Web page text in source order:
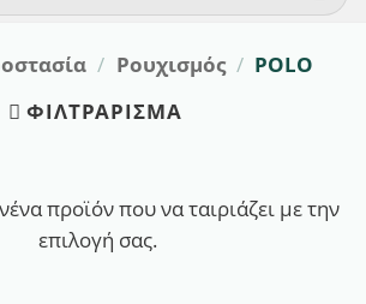
/ Ρουχισμός / POLO
ΦΙΛΤΡΆΡΙΣΜΑ
προϊόν που να ταιριάζει με την
επιλογή σας.